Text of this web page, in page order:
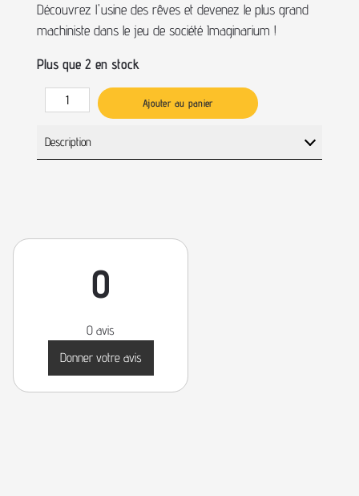
Découvrez l'usine des rêves et devenez le plus grand
machiniste dans le jeu de société Imaginarium !
Plus que 2 en stock
Ajouter au panier
Description
0
0 avis
Donner votre avis